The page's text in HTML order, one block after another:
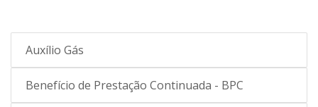
Auxílio Gás
Benefício de Prestação Continuada - BPC